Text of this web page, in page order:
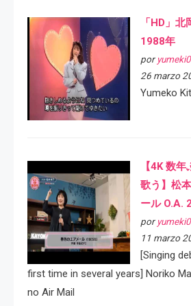
「HD」
1988年
por
26 marzo
Yumeko
【4K 数
歌う】松
ール O.A.
por
11 marzo
[Singing
first time in several years] Noriko
no Air Mail